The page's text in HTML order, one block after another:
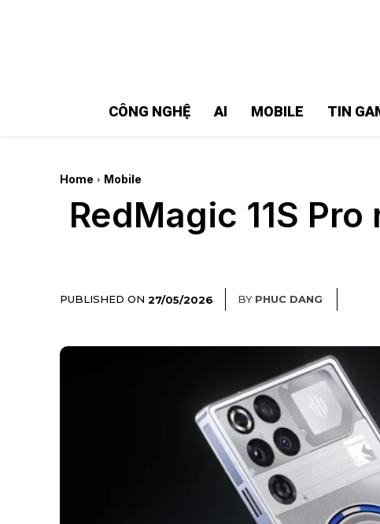
CÔNG NGHỆ AI MOBILE TIN
Home Mobile
RedMagic 11S
PUBLISHED ON 27/05/2026 BY PHUC DANG